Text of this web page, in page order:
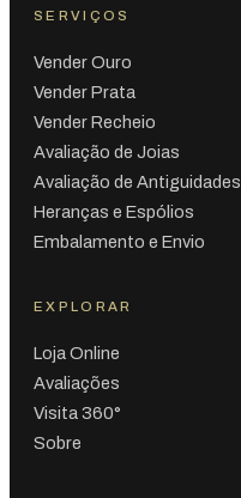
SERVIÇOS
Vender Ouro
Vender Prata
Vender Recheio
Avaliação de Joias
Avaliação de Antiguidades
Heranças e Espólios
Embalamento e Envio
EXPLORAR
Loja Online
Avaliações
Visita 360°
Sobre